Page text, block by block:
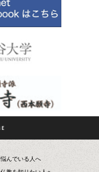
悩んでいる人へ